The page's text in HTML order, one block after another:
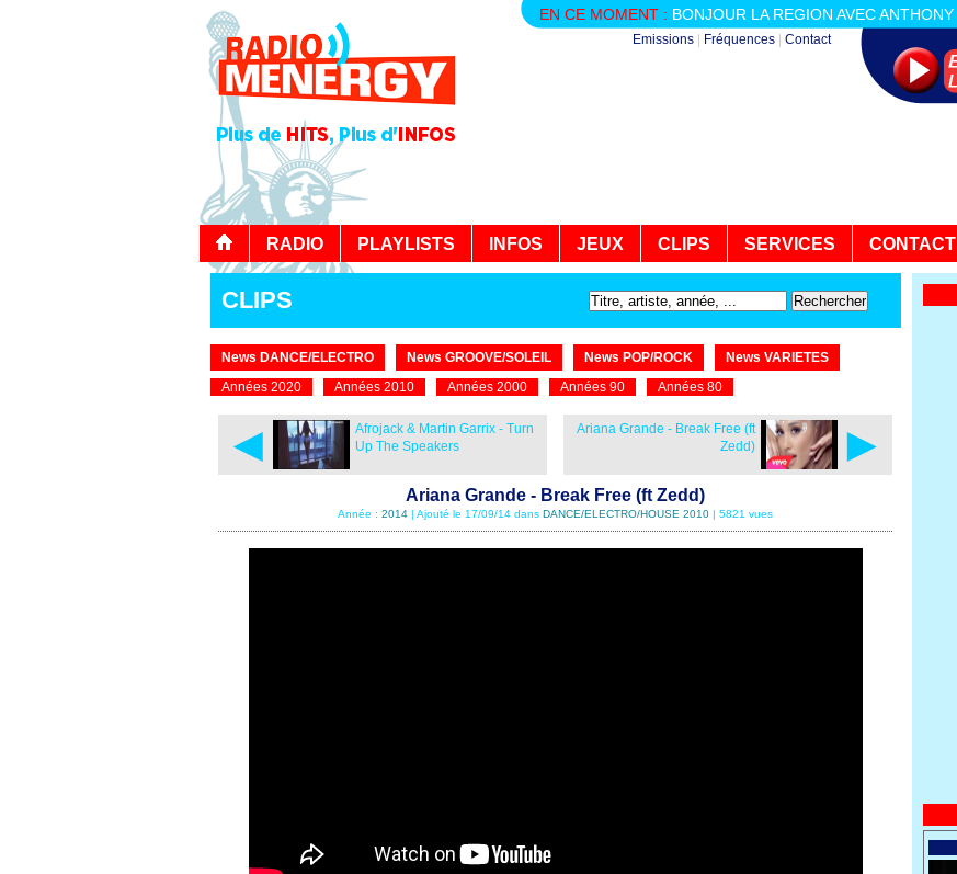
EN CE MOMENT : BONJOUR LA REGION AVEC ANTHONY
Emissions Fréquences Contact
RADIO PLAYLISTS INFOS JEUX CLIPS SERVICES CONTACT
CLIPS
News DANCE/ELECTRO News GROOVE/SOLEIL News POP/ROCK
News VARIETES
Années 2020
Années 2010 Années 2000 Années 90 Années 80
◄
Afrojack & Martin Garrix - Turn
Up The Speakers
►
Ariana Grande - Break Free (ft
Zedd)
Ariana Grande - Break Free (ft Zedd)
Année : 2014 | Ajouté le 17/09/14 dans DANCE/ELECTRO/HOUSE 2010 | 5821 vues